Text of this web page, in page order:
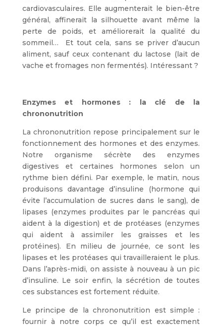
cardiovasculaires. Elle augmenterait le bien-être
général, affinerait la silhouette avant même la
perte de poids, et améliorerait la qualité du
sommeil… Et tout cela, sans se priver d’aucun
aliment, sauf ceux contenant du lactose (lait de
vache et fromages non fermentés). Intéressant ?
Enzymes et hormones : la clé de la
chrononutrition
La chrononutrition repose principalement sur le
fonctionnement des hormones et des enzymes.
Notre organisme sécrète des enzymes
digestives et certaines hormones selon un
rythme bien défini. Par exemple, le matin, nous
produisons davantage d’insuline (hormone qui
évite l’accumulation de sucres dans le sang), de
lipases (enzymes produites par le pancréas qui
aident à la digestion) et de protéases (enzymes
qui aident à assimiler les graisses et les
protéines). En milieu de journée, ce sont les
lipases et les protéases qui travailleraient le plus.
Dans l’après-midi, on assiste à nouveau à un pic
d’insuline. Le soir enfin, la sécrétion de toutes
ces substances est fortement réduite.
Le principe de la chrononutrition est simple :
fournir à notre corps ce qu’il est exactement